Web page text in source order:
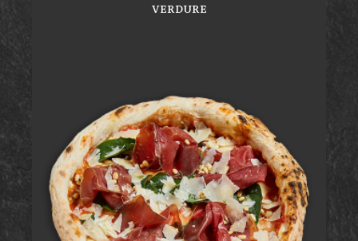
VERDURE